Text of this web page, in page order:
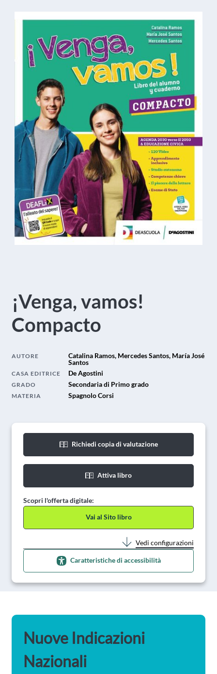
¡Venga, vamos!
Compacto
AUTORE
Catalina Ramos, Mercedes Santos, María José
Santos
CASA EDITRICE De Agostini
GRADO Secondaria di Primo grado
MATERIA Spagnolo Corsi
Richiedi copia di valutazione
Attiva libro
Scopri l'offerta digitale:
Vai al Sito libro
Vedi configurazioni
Caratteristiche di accessibilità
Nuove Indicazioni
Nazionali